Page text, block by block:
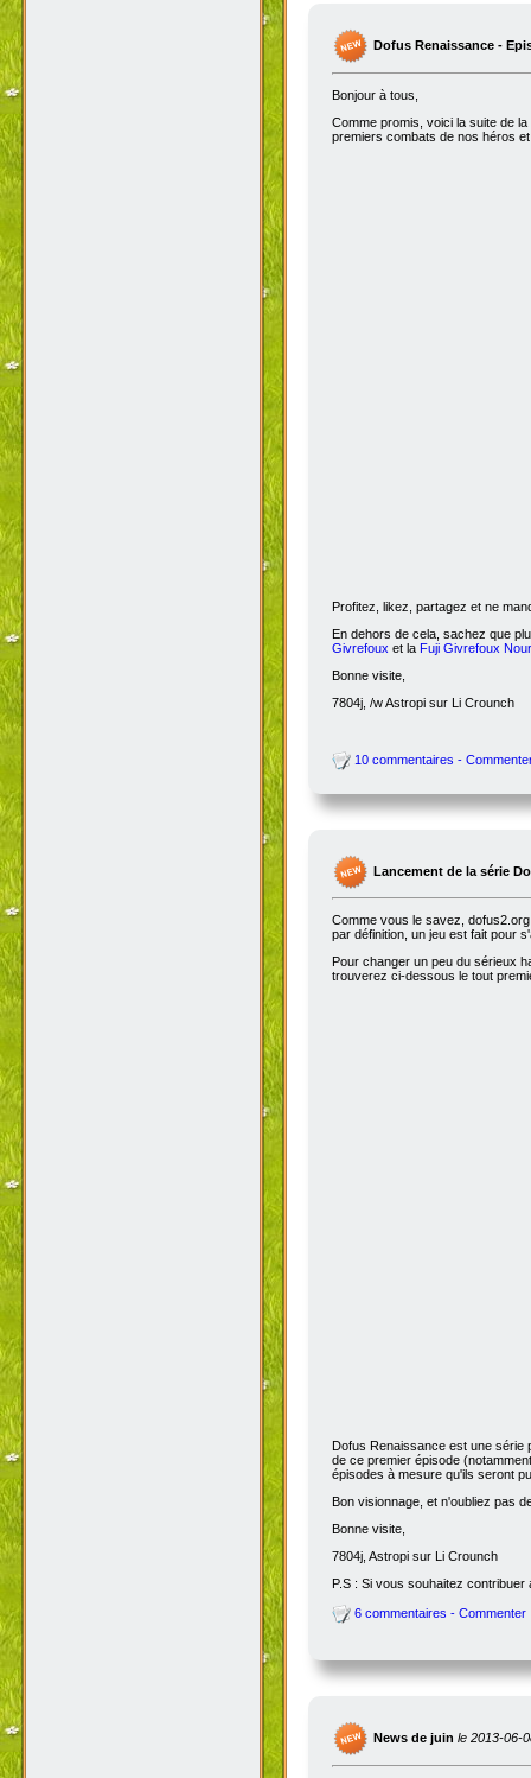
Dofus Renaissance -
Bonjour à tous,
Comme promis, voici la suite de
premiers combats de nos héros
Profitez, likez, partagez et ne
En dehors de cela, sachez que
Givrefoux et la Fuji Givrefoux
Bonne visite,
7804j, /w Astropi sur Li Crounch
10 commentaires -
Lancement de la série
Comme vous le savez,
par définition, un jeu est fait pour
Pour changer un peu du sérieux
trouverez ci-dessous le tout
Dofus Renaissance est une série
de ce premier épisode
épisodes à mesure qu'ils seront
Bon visionnage, et n'oubliez pas
Bonne visite,
7804j, Astropi sur Li Crounch
P.S : Si vous souhaitez
6 commentaires - Commenter
News de juin le 2013-06-